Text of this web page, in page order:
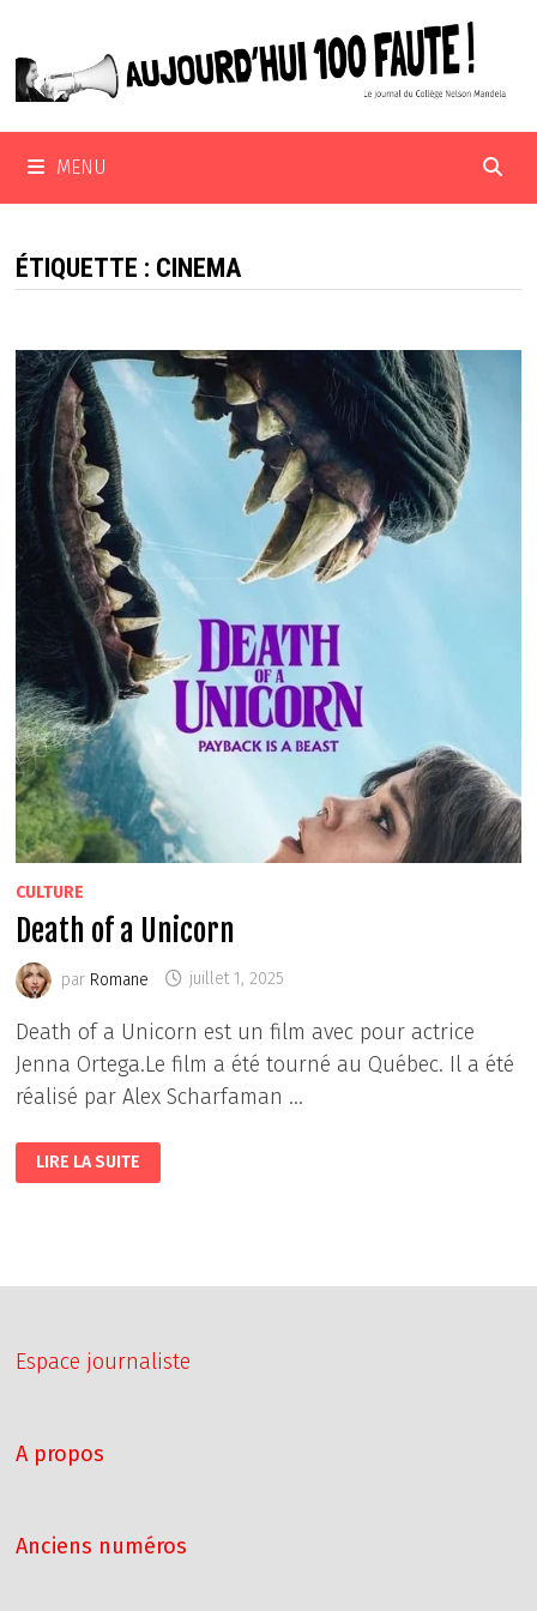
contenu
MENU
ÉTIQUETTE : CINEMA
CULTURE
Death of a Unicorn
par Romane juillet 1, 2025
Death of a Unicorn est un film avec pour actrice
Jenna Ortega.Le film a été tourné au Québec. Il a été
réalisé par Alex Scharfaman …
DEATH
OF
A
LIRE LA SUITE
Espace journaliste
A propos
Anciens numéros